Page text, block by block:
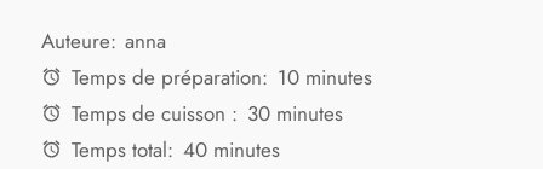
Auteure: anna
Temps de préparation: 10 minutes
Temps de cuisson : 30 minutes
Temps total: 40 minutes